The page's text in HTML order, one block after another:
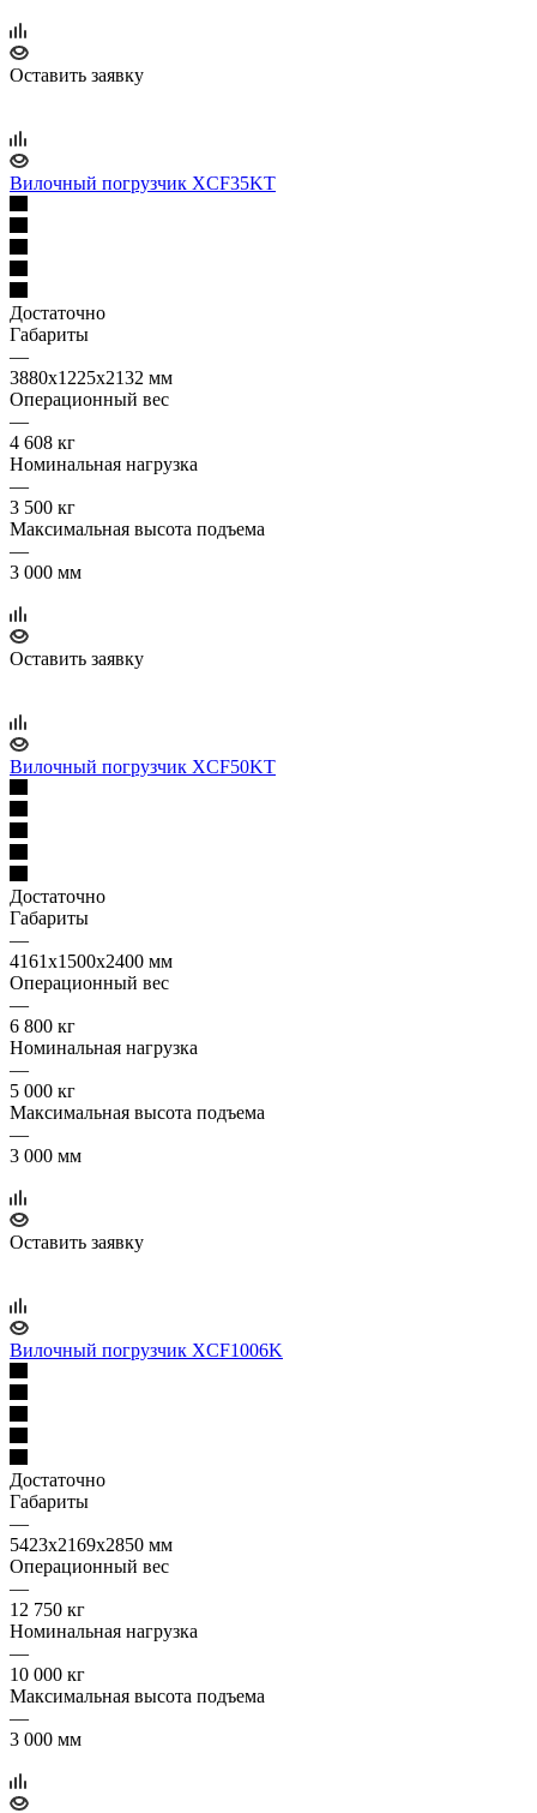
Оставить заявку
Вилочный погрузчик XCF35KT
Достаточно
Габариты
—
3880х1225х2132 мм
Операционный вес
—
4 608 кг
Номинальная нагрузка
—
3 500 кг
Максимальная высота подъема
—
3 000 мм
Оставить заявку
Вилочный погрузчик XCF50KT
Достаточно
Габариты
—
4161х1500х2400 мм
Операционный вес
—
6 800 кг
Номинальная нагрузка
—
5 000 кг
Максимальная высота подъема
—
3 000 мм
Оставить заявку
Вилочный погрузчик XCF1006K
Достаточно
Габариты
—
5423х2169х2850 мм
Операционный вес
—
12 750 кг
Номинальная нагрузка
—
10 000 кг
Максимальная высота подъема
—
3 000 мм